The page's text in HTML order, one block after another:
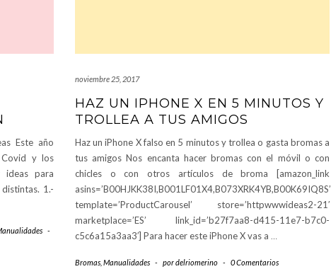
Este año
y los
ideas para
1.-
-
noviembre 25, 2017
HAZ UN IPHONE X EN 5 MINUTOS Y
TROLLEA A TUS AMIGOS
Haz un iPhone X falso en 5 minutos y trollea o gasta bromas a
tus amigos Nos encanta hacer bromas con el móvil o con
chicles o con otros artículos de broma [amazon_link
asins=’B00HJKK38I,B001LF01X4,B073XRK4YB,B00K69IQ8S’
template=’ProductCarousel’ store=’httpwwwideas2-21′
marketplace=’ES’ link_id=’b27f7aa8-d415-11e7-b7c0-
c5c6a15a3aa3′] Para hacer este iPhone X vas a …
Bromas Manualidades - pordelriomerino - 0 Comentarios